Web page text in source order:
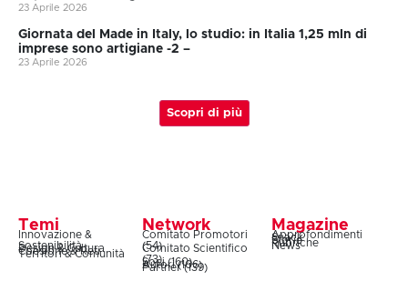
23 Aprile 2026
Giornata del Made in Italy, lo studio: in Italia 1,25 mln di
imprese sono artigiane -2 –
23 Aprile 2026
Scopri di più
Temi
Innovazione &
Sostenibilità
Design & Cultura
Coesione & Reti
Territori & Comunità
Network
Comitato Promotori
(54)
Comitato Scientifico
(73)
Soci (160)
Autori (106)
Partner (139)
Magazine
Approfondimenti
Snack
Storie
Rubriche
News